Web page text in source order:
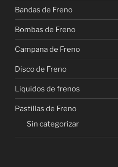
Bandas de Freno
Bombas de Freno
Campana de Freno
Disco de Freno
Liquidos de frenos
Pastillas de Freno
Sin categorizar